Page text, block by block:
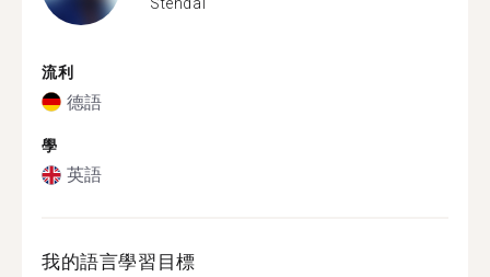
流利
德語
學
英語
我的語言學習目標